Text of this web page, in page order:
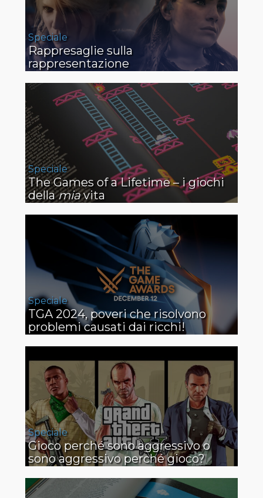
Speciale
Rappresaglie sulla
rappresentazione
Speciale
The Games of a Lifetime – i giochi
dellamiavita
Speciale
TGA 2024, poveri che risolvono
problemi causati dai ricchi!
Speciale
Gioco perché sono aggressivo o
sono aggressivo perché gioco?